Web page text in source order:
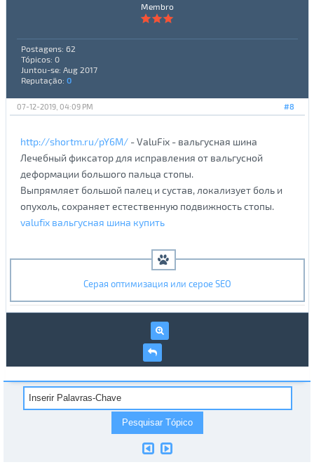
Membro
Postagens: 62
Tópicos: 0
Juntou-se: Aug 2017
Reputação: 0
#8
07-12-2019, 04:09 PM
http://shortm.ru/pY6M/- ValuFix - вальгусная шина
Лечебный фиксатор для исправления от вальгусной
деформации большого пальца стопы.
Выпрямляет большой палец и сустав, локализует боль и
опухоль, сохраняет естественную подвижность стопы.
valufix вальгусная шина купить
Серая оптимизация или серое SEO